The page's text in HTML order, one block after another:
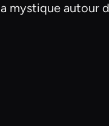
mystique autour